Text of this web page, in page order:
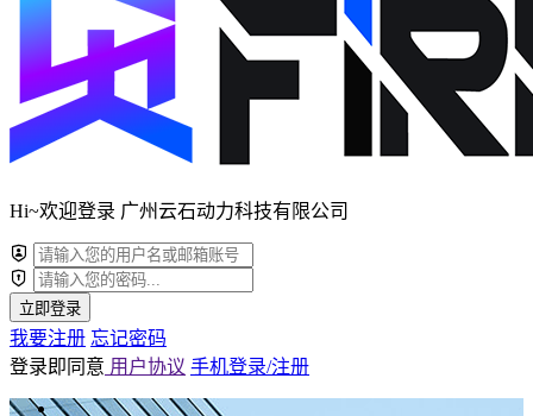
Hi~欢迎登录 广州云石动力科技有限公司
立即登录
我要注册 忘记密码
登录即同意 用户协议 手机登录/注册